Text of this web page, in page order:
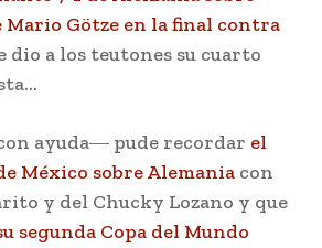
Mario Götze en la final contra
dio a los teutones su cuarto
ayuda― pude recordar el
México sobre Alemania con
y del Chucky Lozano y que
segunda Copa del Mundo